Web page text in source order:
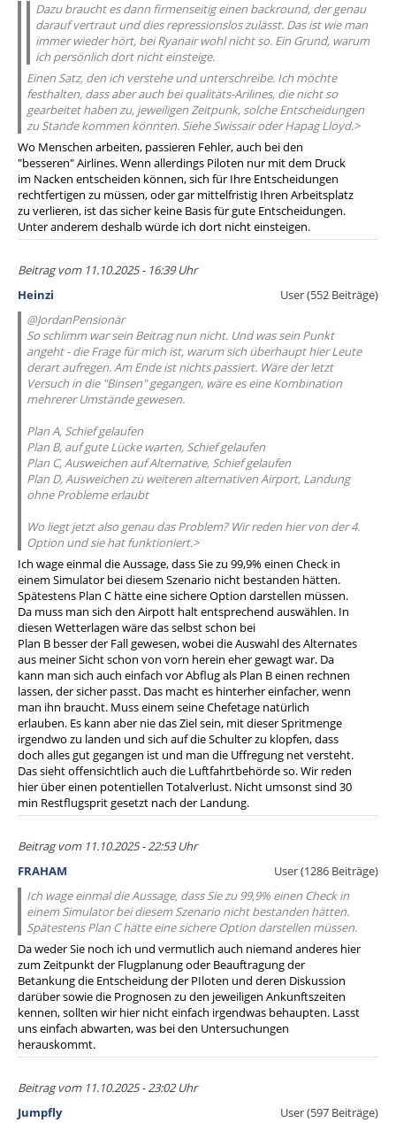
Dazu braucht es dann firmenseitig einen backround, der genau
darauf vertraut und dies repressionslos zulässt. Das ist wie man
immer wieder hört, bei Ryanair wohl nicht so. Ein Grund, warum
ich persönlich dort nicht einsteige.
Einen Satz, den ich verstehe und unterschreibe. Ich möchte
festhalten, dass aber auch bei qualitäts-Arilines, die nicht so
gearbeitet haben zu, jeweiligen Zeitpunk, solche Entscheidungen
zu Stande kommen könnten. Siehe Swissair oder Hapag Lloyd.>
Wo Menschen arbeiten, passieren Fehler, auch bei den
"besseren" Airlines. Wenn allerdings Piloten nur mit dem Druck
im Nacken entscheiden können, sich für Ihre Entscheidungen
rechtfertigen zu müssen, oder gar mittelfristig Ihren Arbeitsplatz
zu verlieren, ist das sicher keine Basis für gute Entscheidungen.
Unter anderem deshalb würde ich dort nicht einsteigen.
Beitrag vom 11.10.2025 - 16:39 Uhr
Heinzi
User (552 Beiträge)
@JordanPensionär
So schlimm war sein Beitrag nun nicht. Und was sein Punkt
angeht - die Frage für mich ist, warum sich überhaupt hier Leute
derart aufregen. Am Ende ist nichts passiert. Wäre der letzt
Versuch in die "Binsen" gegangen, wäre es eine Kombination
mehrerer Umstände gewesen.
Plan A, Schief gelaufen
Plan B, auf gute Lücke warten, Schief gelaufen
Plan C, Ausweichen auf Alternative, Schief gelaufen
Plan D, Ausweichen zu weiteren alternativen Airport, Landung
ohne Probleme erlaubt
Wo liegt jetzt also genau das Problem? Wir reden hier von der 4.
Option und sie hat funktioniert.>
Ich wage einmal die Aussage, dass Sie zu 99,9% einen Check in
einem Simulator bei diesem Szenario nicht bestanden hätten.
Spätestens Plan C hätte eine sichere Option darstellen müssen.
Da muss man sich den Airpott halt entsprechend auswählen. In
diesen Wetterlagen wäre das selbst schon bei
Plan B besser der Fall gewesen, wobei die Auswahl des Alternates
aus meiner Sicht schon von vorn herein eher gewagt war. Da
kann man sich auch einfach vor Abflug als Plan B einen rechnen
lassen, der sicher passt. Das macht es hinterher einfacher, wenn
man ihn braucht. Muss einem seine Chefetage natürlich
erlauben. Es kann aber nie das Ziel sein, mit dieser Spritmenge
irgendwo zu landen und sich auf die Schulter zu klopfen, dass
doch alles gut gegangen ist und man die Uffregung net versteht.
Das sieht offensichtlich auch die Luftfahrtbehörde so. Wir reden
hier über einen potentiellen Totalverlust. Nicht umsonst sind 30
min Restflugsprit gesetzt nach der Landung.
Beitrag vom 11.10.2025 - 22:53 Uhr
FRAHAM
User (1286 Beiträge)
Ich wage einmal die Aussage, dass Sie zu 99,9% einen Check in
einem Simulator bei diesem Szenario nicht bestanden hätten.
Spätestens Plan C hätte eine sichere Option darstellen müssen.
Da weder Sie noch ich und vermutlich auch niemand anderes hier
zum Zeitpunkt der Flugplanung oder Beauftragung der
Betankung die Entscheidung der PIloten und deren Diskussion
darüber sowie die Prognosen zu den jeweiligen Ankunftszeiten
kennen, sollten wir hier nicht einfach irgendwas behaupten. Lasst
uns einfach abwarten, was bei den Untersuchungen
herauskommt.
Beitrag vom 11.10.2025 - 23:02 Uhr
Jumpfly
User (597 Beiträge)